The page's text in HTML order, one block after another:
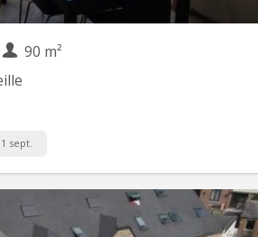
90 m²
1 sept.
KN 4911